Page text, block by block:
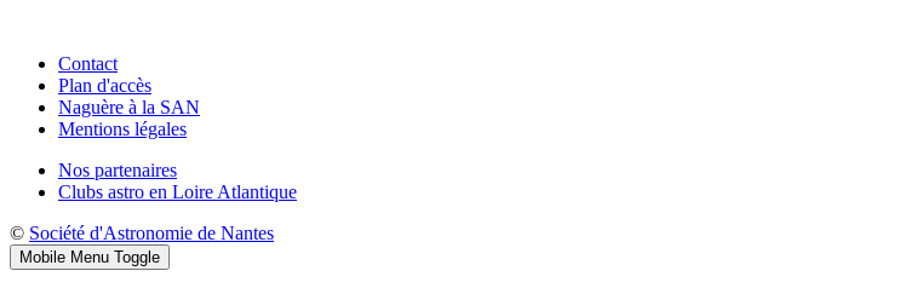
Contact
Plan d'accès
Naguère à la SAN
Mentions légales
Nos partenaires
Clubs astro en Loire Atlantique
© Société d'Astronomie de Nantes
Mobile Menu Toggle